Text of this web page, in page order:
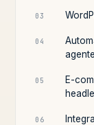
03
04
05
E-
06